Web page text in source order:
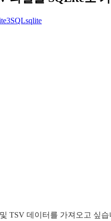
SQLsqlite
TSV 데이터를 가져오고 싶